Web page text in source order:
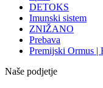
DETOKS
Imunski sistem
ZNIŽANO
Prebava
Premijski Ormus |
Naše podjetje